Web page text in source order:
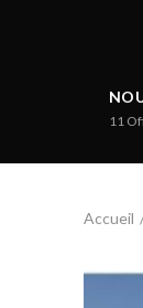
11
Accueil